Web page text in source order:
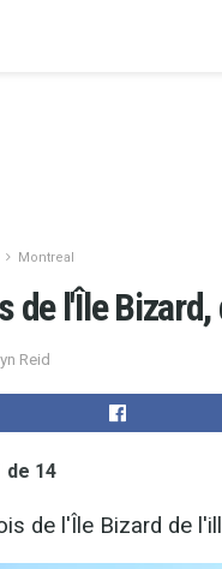
Montreal
de l'Île
Reid
de 14
de l'Île Bizard de